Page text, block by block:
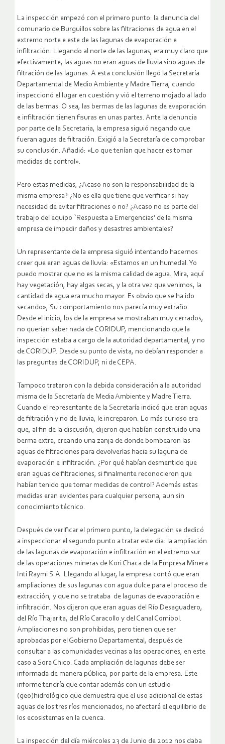
La inspección empezó con el primero punto: la denuncia del
comunario de Burguillos sobre las filtraciones de agua en el
extremo norte e este de las lagunas de evaporación e
infiltración. Llegando al norte de las lagunas, era muy claro que
efectivamente, las aguas no eran aguas de lluvia sino aguas de
filtración de las lagunas. A esta conclusión llegó la Secretaría
Departamental de Medio Ambiente y Madre Tierra, cuando
inspeccionó el lugar en cuestión y vió el terreno mojado al lado
de las bermas. O sea, las bermas de las lagunas de evaporación
e infiltración tienen fisuras en unas partes. Ante la denuncia
por parte de la Secretaria, la empresa siguió negando que
fueran aguas de filtración. Exigió a la Secretaría de comprobar
su conclusión. Añadió: «Lo que tenían que hacer es tomar
medidas de control».
Pero estas medidas, ¿Acaso no son la responsabilidad de la
misma empresa? ¿No es ella que tiene que verificar si hay
necesidad de evitar filtraciones o no? ¿Acaso no es parte del
trabajo del equipo `Respuesta a Emergencias’ de la misma
empresa de impedir daños y desastres ambientales?
Un representante de la empresa siguió intentando hacernos
creer que eran aguas de lluvia: «Estamos en un humedal. Yo
puedo mostrar que no es la misma calidad de agua. Mira, aquí
hay vegetación, hay algas secas, y la otra vez que venimos, la
cantidad de agua era mucho mayor. Es obvio que se ha ido
secando», Su comportamiento nos parecía muy extraño.
Desde el inicio, los de la empresa se mostraban muy cerrados,
no querían saber nada de CORIDUP, mencionando que la
inspección estaba a cargo de la autoridad departamental, y no
de CORIDUP. Desde su punto de vista, no debían responder a
las preguntas de CORIDUP, ni de CEPA.
Tampoco trataron con la debida consideración a la autoridad
misma de la Secretaría de Media Ambiente y Madre Tierra.
Cuando el representante de la Secretaría indicó que eran aguas
de filtración y no de lluvia, le increparon. Lo más curioso era
que, al fin de la discusión, dijeron que habían construido una
berma extra, creando una zanja de donde bombearon las
aguas de filtraciones para devolverlas hacia su laguna de
evaporación e infiltración. ¿Por qué habían desmentido que
eran aguas de filtraciones, si finalmente reconocieron que
habían tenido que tomar medidas de control? Además estas
medidas eran evidentes para cualquier persona, aun sin
conocimiento técnico.
Después de verificar el primero punto, la delegación se dedicó
a inspeccionar el segundo punto a tratar este día: la ampliación
de las lagunas de evaporación e infiltración en el extremo sur
de las operaciones mineras de Kori Chaca de la Empresa Minera
Inti Raymi S.A. Llegando al lugar, la empresa contó que eran
ampliaciones de sus lagunas con agua dulce para el proceso de
extracción, y que no se trataba de lagunas de evaporación e
infiltración. Nos dijeron que eran aguas del Río Desaguadero,
del Río Thajarita, del Río Caracollo y del Canal Comibol.
Ampliaciones no son prohibidas, pero tienen que ser
aprobadas por el Gobierno Departamental, después de
consultar a las comunidades vecinas a las operaciones, en este
caso a Sora Chico. Cada ampliación de lagunas debe ser
informada de manera pública, por parte de la empresa. Este
informe tendría que contar además con un estudio
(geo)hidrológico que demuestra que el uso adicional de estas
aguas de los tres ríos mencionados, no afectará el equilibrio de
los ecosistemas en la cuenca.
La inspección del día miércoles 23 de Junio de 2012 nos daba